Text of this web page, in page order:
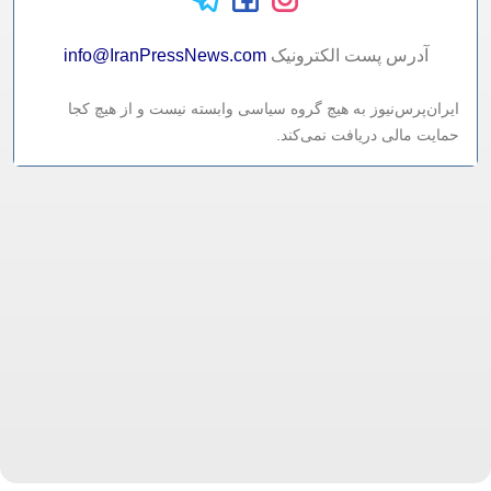
آدرس پست الکترونيکinfo@IranPressNews.com
ایران‌پرس‌نیوز به هیچ گروه سیاسی وابسته نیست و از هیچ کجا
حمایت مالی دریافت نمی‌کند.